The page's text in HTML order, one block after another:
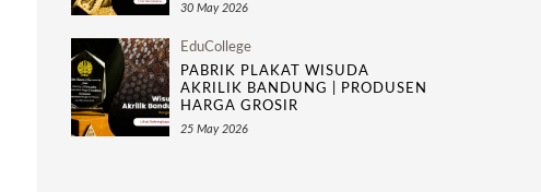
30 May 2026
EduCollege
PABRIK PLAKAT WISUDA
AKRILIK BANDUNG | PRODUSEN
HARGA GROSIR
25 May 2026